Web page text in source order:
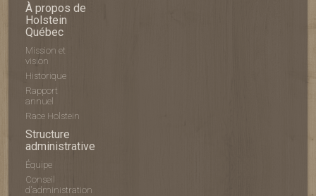
À propos de
Holstein
Québec
Mission et
vision
Historique
Rapport
annuel
Race Holstein
Structure
administrative
Équipe
Conseil
d'administration